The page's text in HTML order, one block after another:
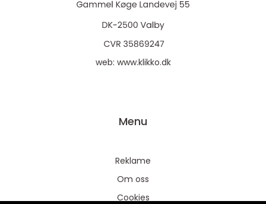
web: www.klikko.dk
Menu
Reklame
Om oss
Cookies